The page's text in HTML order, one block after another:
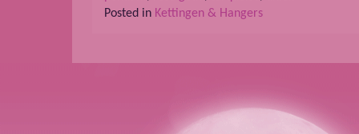
Posted in Kettingen & Hangers